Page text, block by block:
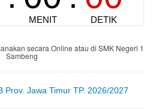
secara Online atau di SMK Negeri 1
Sambeng
Prov. Jawa Timur TP. 2026/2027